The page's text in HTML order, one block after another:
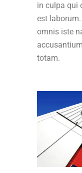
in culpa qui
est
omnis iste
totam.